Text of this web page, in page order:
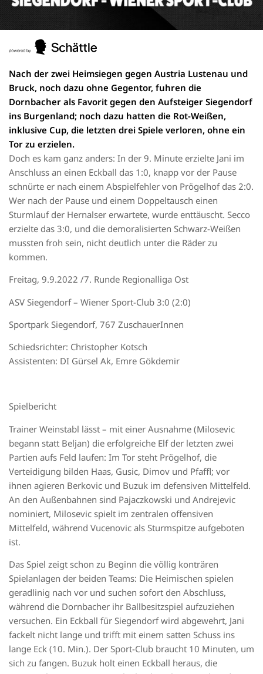
Nach der zwei Heimsiegen gegen Austria Lustenau und
Bruck, noch dazu ohne Gegentor, fuhren die
Dornbacher als Favorit gegen den Aufsteiger Siegendorf
ins Burgenland; noch dazu hatten die Rot-Weißen,
inklusive Cup, die letzten drei Spiele verloren, ohne ein
Tor zu erzielen.
Doch es kam ganz anders: In der 9. Minute erzielte Jani im
Anschluss an einen Eckball das 1:0, knapp vor der Pause
schnürte er nach einem Abspielfehler von Prögelhof das 2:0.
Wer nach der Pause und einem Doppeltausch einen
Sturmlauf der Hernalser erwartete, wurde enttäuscht. Secco
erzielte das 3:0, und die demoralisierten Schwarz-Weißen
mussten froh sein, nicht deutlich unter die Räder zu
kommen.
Freitag, 9.9.2022 /7. Runde Regionalliga Ost
ASV Siegendorf – Wiener Sport-Club 3:0 (2:0)
Sportpark Siegendorf, 767 ZuschauerInnen
Schiedsrichter: Christopher Kotsch
Assistenten: DI Gürsel Ak, Emre Gökdemir
Spielbericht
Trainer Weinstabl lässt – mit einer Ausnahme (Milosevic
begann statt Beljan) die erfolgreiche Elf der letzten zwei
Partien aufs Feld laufen: Im Tor steht Prögelhof, die
Verteidigung bilden Haas, Gusic, Dimov und Pfaffl; vor
ihnen agieren Berkovic und Buzuk im defensiven Mittelfeld.
An den Außenbahnen sind Pajaczkowski und Andrejevic
nominiert, Milosevic spielt im zentralen offensiven
Mittelfeld, während Vucenovic als Sturmspitze aufgeboten
ist.
Das Spiel zeigt schon zu Beginn die völlig konträren
Spielanlagen der beiden Teams: Die Heimischen spielen
geradlinig nach vor und suchen sofort den Abschluss,
während die Dornbacher ihr Ballbesitzspiel aufzuziehen
versuchen. Ein Eckball für Siegendorf wird abgewehrt, Jani
fackelt nicht lange und trifft mit einem satten Schuss ins
lange Eck (10. Min.). Der Sport-Club braucht 10 Minuten, um
sich zu fangen. Buzuk holt einen Eckball heraus, die